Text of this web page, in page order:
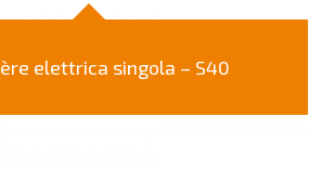
elettrica singola – S40